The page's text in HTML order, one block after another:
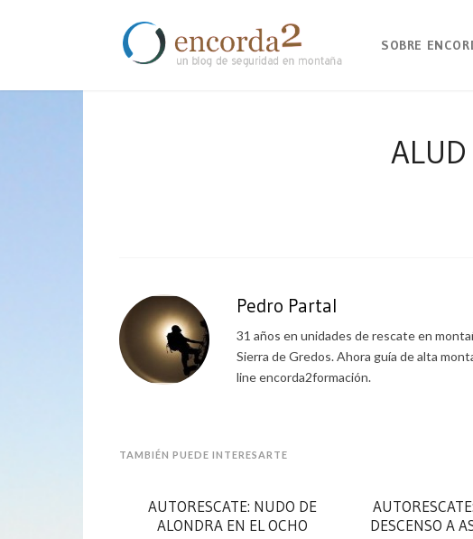
SOBRE
Pedro Partal
31 años en unidades de rescate en
Sierra de Gredos. Ahora guía de alta
line encorda2formación.
TAMBIÉN PUEDE INTERESARTE
AUTORESCATE: NUDO DE
ALONDRA EN EL OCHO
DESCENSO A